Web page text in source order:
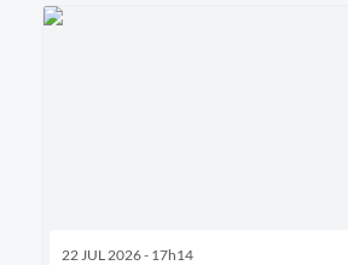
22 JUL 2026 - 17h14